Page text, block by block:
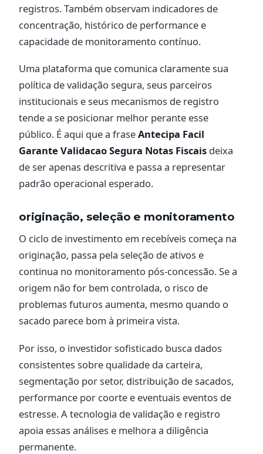
registros. Também observam indicadores de
concentração, histórico de performance e
capacidade de monitoramento contínuo.
Uma plataforma que comunica claramente sua
política de validação segura, seus parceiros
institucionais e seus mecanismos de registro
tende a se posicionar melhor perante esse
público. É aqui que a fraseAntecipa Facil
Garante Validacao Segura Notas Fiscais deixa
de ser apenas descritiva e passa a representar
padrão operacional esperado.
originação, seleção e monitoramento
O ciclo de investimento em recebíveis começa na
originação, passa pela seleção de ativos e
continua no monitoramento pós-concessão. Se a
origem não for bem controlada, o risco de
problemas futuros aumenta, mesmo quando o
sacado parece bom à primeira vista.
Por isso, o investidor sofisticado busca dados
consistentes sobre qualidade da carteira,
segmentação por setor, distribuição de sacados,
performance por coorte e eventuais eventos de
estresse. A tecnologia de validação e registro
apoia essas análises e melhora a diligência
permanente.